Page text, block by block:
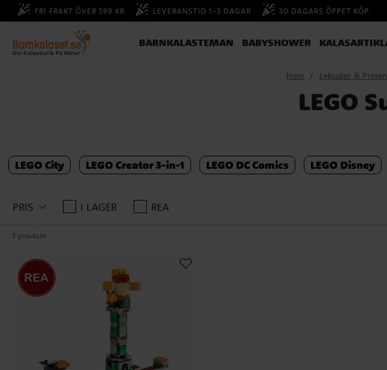
FRI FRAKT ÖVER 599 KR LEVERANSTID 1-3 DAGAR 30 DAGARS ÖPPET KÖP
BARNKALASTEMAN BABYSHOWER
Hem Leksaker &
LEGO
LEGO City LEGO Creator 3-in-1 LEGO DC Comics LEGO Disney
PRIS I LAGER REA
1 produkt